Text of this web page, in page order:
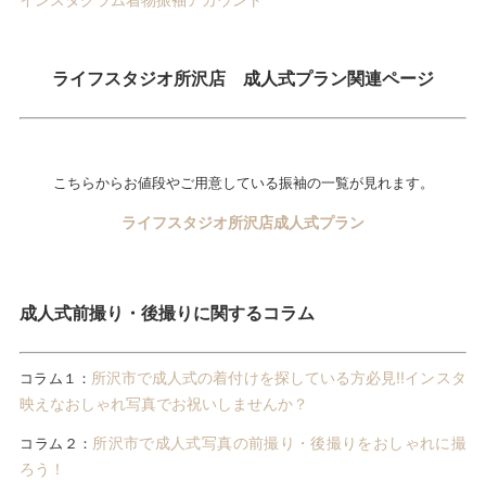
ライフスタジオ所沢店 成人式プラン関連ページ
こちらからお値段やご用意している振袖の一覧が見れます。
ライフスタジオ所沢店成人式プラン
成人式前撮り・後撮りに関するコラム
コラム１： 所沢市で成人式の着付けを探している方必見!!インスタ
映えなおしゃれ写真でお祝いしませんか？
コラム２： 所沢市で成人式写真の前撮り・後撮りをおしゃれに撮
ろう！